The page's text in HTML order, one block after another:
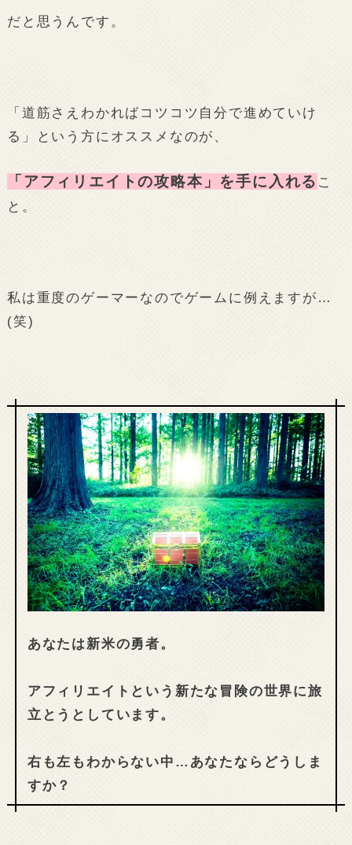
だと思うんです。
「道筋さえわかればコツコツ自分で進めていけ
る」という方にオススメなのが、
「アフィリエイトの攻略本」を手に入れる こ
と。
私は重度のゲーマーなのでゲームに例えますが…
(笑)
あなたは新米の勇者。
アフィリエイトという新たな冒険の世界に旅
立とうとしています。
右も左もわからない中…あなたならどうしま
すか？